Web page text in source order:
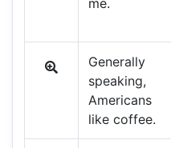
me.
Generally
speaking,
Americans
like coffee.